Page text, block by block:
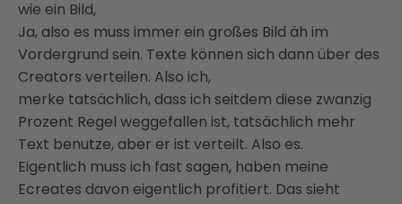
wie ein Bild,
Ja, also es muss immer ein großes Bild äh im
Vordergrund sein. Texte können sich dann über des
Creators verteilen. Also ich,
merke tatsächlich, dass ich seitdem diese zwanzig
Prozent Regel weggefallen ist, tatsächlich mehr
Text benutze, aber er ist verteilt. Also es.
Eigentlich muss ich fast sagen, haben meine
Ecreates davon eigentlich profitiert. Das sieht